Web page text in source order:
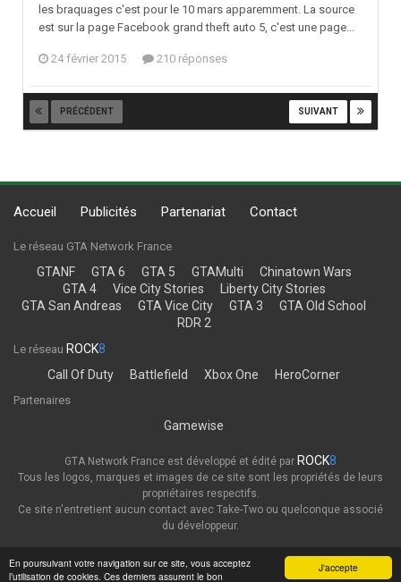
J'accepte
En poursuivant votre navigation sur ce site, vous acceptez
l’utilisation de cookies. Ces derniers assurent le bon
les braquages c'est pour le 10 mars apparemment. La source
est sur la page Facebook grand theft auto 5, c'est une page...
24 février 2015 210 réponses
PRÉCÉDENT SUIVANT
Accueil Publicités Partenariat Contact
Le réseau GTA Network France
GTANF GTA 6 GTA 5 GTAMulti
Chinatown Wars
GTA 4
Vice City Stories
Liberty City Stories
GTA San Andreas
GTA Vice City GTA 3
GTA Old School
RDR 2
Le réseau ROCK8
Call Of Duty
Battlefield Xbox One HeroCorner
Partenaires
Gamewise
GTA Network France est développé et édité par ROCK8
Tous les logos, marques et images de ce site sont les propriétés de leurs
propriétaires respectifs.
Ce site n'entretient aucun contact avec Take-Two ou quelconque associé
du développeur.
Thème Politique de confidentialité